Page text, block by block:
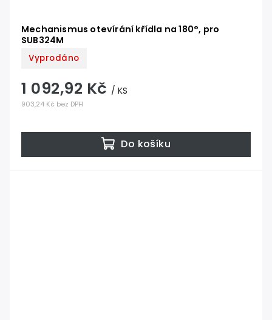
Mechanismus otevírání křídla na 180°, pro
SUB324M
Vyprodáno
903,24 Kč bez DPH
1 092,92 Kč / KS
Do košíku